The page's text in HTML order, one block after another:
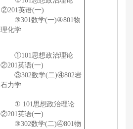
②201英语(一)
③301数学(一)④801物
理化学
①101 思想政治理论
②201 英语(一)
③302数学( 二)④802岩
石力学
① 101 思想政治理论
②201 英语(一)
③302数学( 二)④801 物